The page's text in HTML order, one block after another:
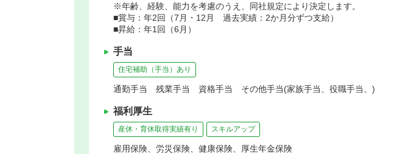
※年齢、経験、能力を考慮のうえ、同社規定により決定します。
■賞与：年2回（7月・12月 過去実績：2か月分ずつ支給）
■昇給：年1回（6月）
手当
住宅補助（手当）あり
通勤手当 残業手当 資格手当 その他手当(家族手当、役職手当、)
福利厚生
産休・育休取得実績有り スキルアップ
雇用保険、労災保険、健康保険、厚生年金保険